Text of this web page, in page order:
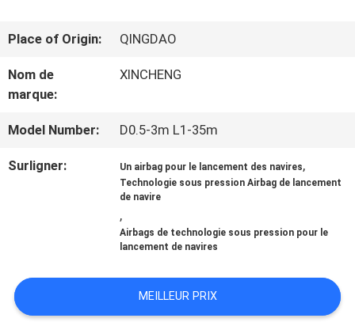
PROPOS
DE
NOUS
CONTRÔLE
Place of Origin: QINGDAO
Nom de
marque:
XINCHENG
Model Number: D0.5-3m L1-35m
Surligner: Un airbag pour le lancement des navires,
Technologie sous pression Airbag de lancement
de navire
,
Airbags de technologie sous pression pour le
lancement de navires
MEILLEUR PRIX